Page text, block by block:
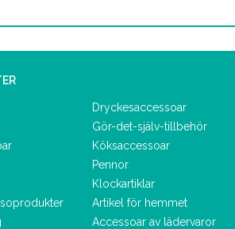
Dryckesaccessoar
Gör-det-själv-tillbehör
Köksaccessoar
Pennor
Klockartiklar
Artikel för hemmet
Accessoar av lädervaror